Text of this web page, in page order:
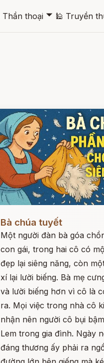
Thần thoại 🞃 🕌 Truyền
Bà chúa tuyết
Một người đàn bà góa
con gái, trong hai cô có
đẹp lại siêng năng, còn
xí lại lười biếng. Bà mẹ
và lười biếng hơn vì cô là
ra. Mọi việc trong nhà cô
nhận nên người cô bụi
Lem trong gia đình. Ngày
đáng thương ấy phải ra